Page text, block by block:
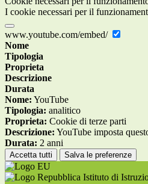
I cookie necessari per il
www.youtube.com/embed/
Nome
Tipologia
Proprieta
Descrizione
Durata
Nome: YouTube
Tipologia: analitico
Proprieta: Cookie di terze parti
Descrizione: YouTube imposta
Durata: 2 anni
Accetta tutti Salva le preferenze
Istituto di